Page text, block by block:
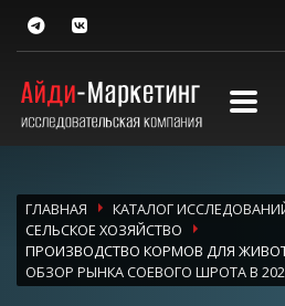
ГЛАВНАЯ
КАТАЛОГ
СЕЛЬСКОЕ ХОЗЯЙСТВО
ПРОИЗВОДСТВО КОРМОВ ДЛЯ
ОБЗОР РЫНКА СОЕВОГО ШРОТА В